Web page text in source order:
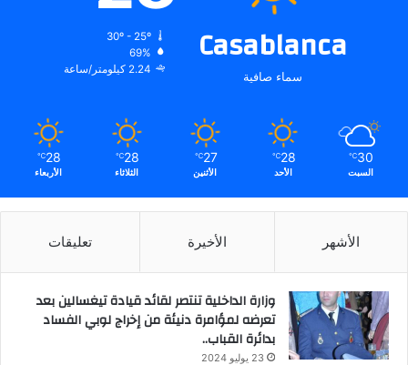
Casablanca
سماء صافية
30º - 25º
69%
2.24 كيلومتر/ساعة
30
℃
السبت
28
℃
الأحد
27
℃
الأثنين
28
℃
الثلاثاء
28
℃
الأربعاء
الأشهر الأخيرة تعليقات
وزارة الداخلية تنتصر لقائد قيادة تيغسالين بعد
تعرضه لمؤامرة دنيئة من إخراج لوبي الفساد
بدائرة القباب..
23 يوليو 2024